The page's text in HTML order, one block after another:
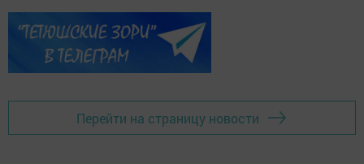
Перейти на страницу новости